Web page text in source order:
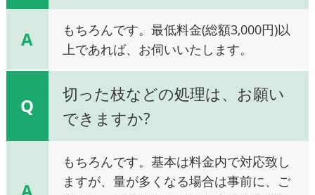
A
もちろんです。最低料金(総額3,000円)以
上であれば、お伺いいたします。
Q
切った枝などの処理は、お願い
できますか?
A
もちろんです。基本は料金内で対応致し
ますが、量が多くなる場合は事前に、ご